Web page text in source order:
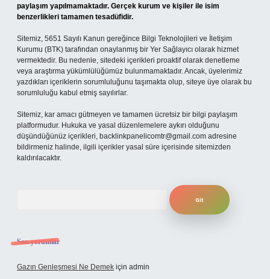
paylaşım yapılmamaktadır. Gerçek kurum ve kişiler ile isim
benzerlikleri tamamen tesadüfidir.
Sitemiz, 5651 Sayılı Kanun gereğince Bilgi Teknolojileri ve İletişim
Kurumu (BTK) tarafından onaylanmış bir Yer Sağlayıcı olarak hizmet
vermektedir. Bu nedenle, sitedeki içerikleri proaktif olarak denetleme
veya araştırma yükümlülüğümüz bulunmamaktadır. Ancak, üyelerimiz
yazdıkları içeriklerin sorumluluğunu taşımakta olup, siteye üye olarak bu
sorumluluğu kabul etmiş sayılırlar.
Sitemiz, kar amacı gütmeyen ve tamamen ücretsiz bir bilgi paylaşım
platformudur. Hukuka ve yasal düzenlemelere aykırı olduğunu
düşündüğünüz içerikleri, backlinkpanelicomtr@gmail.com adresine
bildirmeniz halinde, ilgili içerikler yasal süre içerisinde sitemizden
kaldırılacaktır.
Son yorumlar
Gazın Genleşmesi Ne Demek için admin